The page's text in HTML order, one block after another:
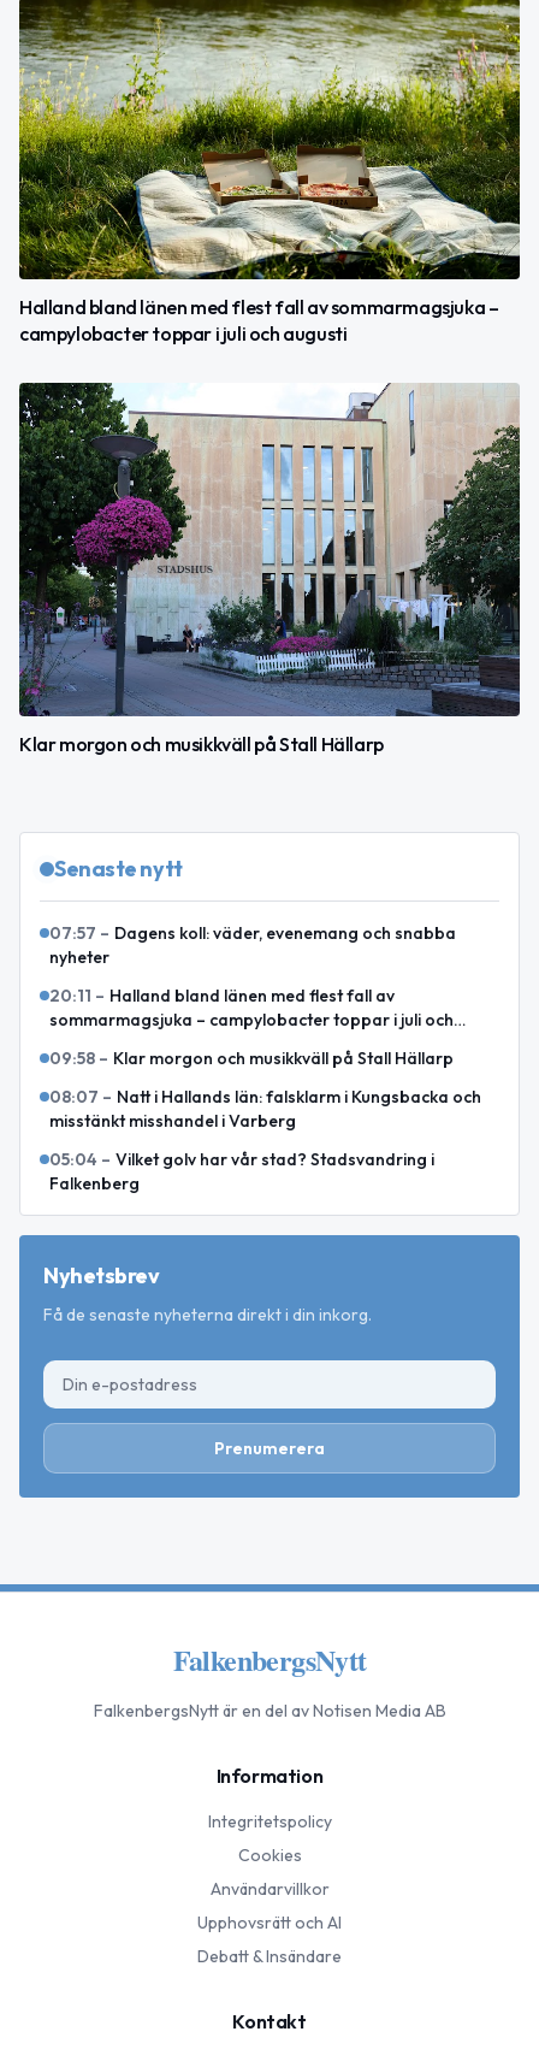
Halland bland länen med flest fall av sommarmagsjuka –
campylobacter toppar i juli och augusti
Klar morgon och musikkväll på Stall Hällarp
Senaste nytt
07:57 – Dagens koll: väder, evenemang och snabba
nyheter
20:11 – Halland bland länen med flest fall av
sommarmagsjuka – campylobacter toppar i juli och
09:58 – Klar morgon och musikkväll på Stall Hällarp
08:07 – Natt i Hallands län: falsklarm i Kungsbacka och
misstänkt misshandel i Varberg
05:04 – Vilket golv har vår stad? Stadsvandring i
Falkenberg
Nyhetsbrev
Få de senaste nyheterna direkt i din inkorg.
Prenumerera
FalkenbergsNytt
FalkenbergsNyttär en del av Notisen Media AB
Information
Integritetspolicy
Cookies
Användarvillkor
Upphovsrätt och AI
Debatt & Insändare
Kontakt